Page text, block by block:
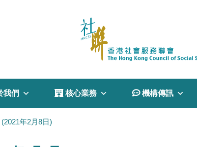
我們  核心業務  機構傳訊
年2月8日)